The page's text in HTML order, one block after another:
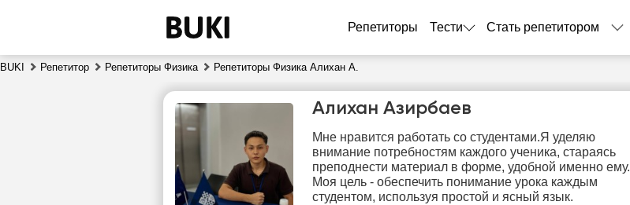
Репетиторы Тести Стать репетитором
BUKI Репетитор Репетиторы Физика Репетиторы Физика Алихан А.
Алихан Азирбаев
Мне нравится работать со студентами.Я уделяю
внимание потребностям каждого ученика, стараясь
преподнести материал в форме, удобной именно ему.
Моя цель - обеспечить понимание урока каждым
студентом, используя простой и ясный язык.